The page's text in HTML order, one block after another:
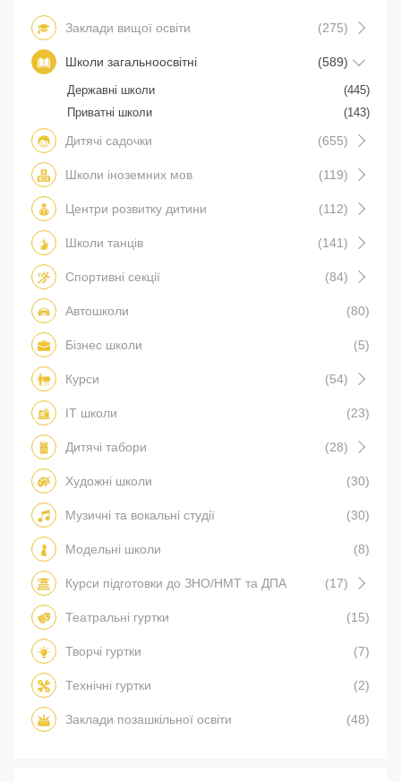
Заклади вищої освіти (275)
Школи загальноосвітні (589)
Державні школи
(445)
Приватні школи
(143)
Дитячі садочки (655)
Школи іноземних мов (119)
Центри розвитку дитини (112)
Школи танців (141)
Спортивні секції (84)
Автошколи (80)
Бізнес школи (5)
Курси (54)
IT школи (23)
Дитячі табори (28)
Художні школи (30)
Музичні та вокальні студії (30)
Модельні школи (8)
Курси підготовки до ЗНО/НМТ та ДПА (17)
Театральні гуртки (15)
Творчі гуртки (7)
Технічні гуртки (2)
Заклади позашкільної освіти (48)